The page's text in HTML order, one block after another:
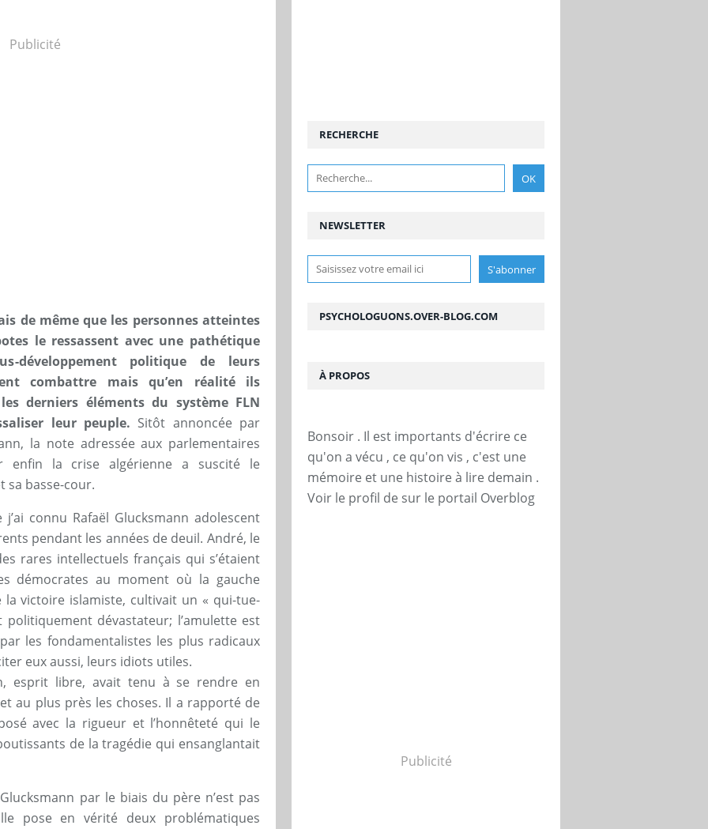
Publicité
de même que les personnes atteintes
le ressassent avec une pathétique
développement politique de leurs
combattre mais qu’en réalité ils
derniers éléments du système FLN
leur peuple. Sitôt annoncée par
la note adressée aux parlementaires
enfin la crise algérienne a suscité le
sa basse-cour.
connu Rafaël Glucksmann adolescent
pendant les années de deuil. André, le
rares intellectuels français qui s’étaient
démocrates au moment où la gauche
victoire islamiste, cultivait un « qui-tue-
dévastateur; l’amulette est
les fondamentalistes les plus radicaux
eux aussi, leurs idiots utiles.
esprit libre, avait tenu à se rendre en
au plus près les choses. Il a rapporté de
avec la rigueur et l’honnêteté qui le
de la tragédie qui ensanglantait
par le biais du père n’est pas
pose en vérité deux problématiques
NEWSLETTER
RECHERCHE
PSYCHOLOGUONS.OVER-BLOG.COM
À PROPOS
Bonsoir . Il est importants d'écrire ce
qu'on a vécu , ce qu'on vis , c'est une
mémoire et une histoire à lire demain .
Voir le profil de sur le portail Overblog
Publicité